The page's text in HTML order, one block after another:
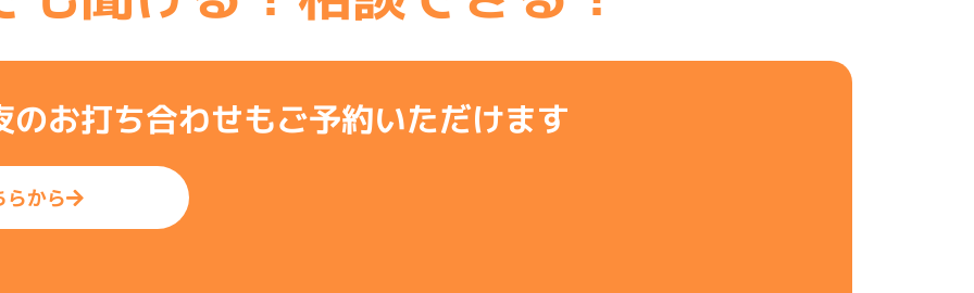
のお打ち合わせもご予約いただけます
から